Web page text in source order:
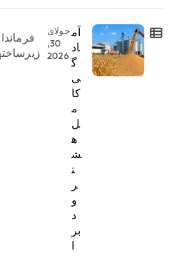
آم
اد
گ
ی
کا
م
ل
ه
ش
ت
ر
و
د
بر
ا
جولای
30,
2026